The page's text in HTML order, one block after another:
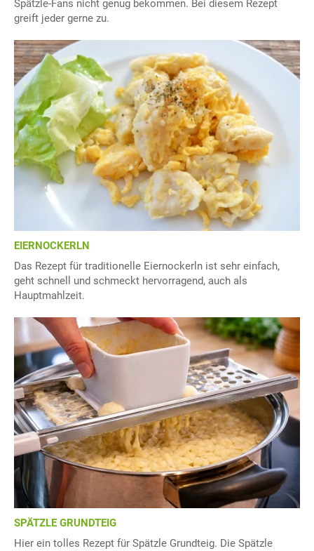
Spätzle-Fans nicht genug bekommen. Bei diesem Rezept
greift jeder gerne zu.
EIERNOCKERLN
Das Rezept für traditionelle Eiernockerln ist sehr einfach,
geht schnell und schmeckt hervorragend, auch als
Hauptmahlzeit.
SPÄTZLE GRUNDTEIG
Hier ein tolles Rezept für Spätzle Grundteig. Die Spätzle